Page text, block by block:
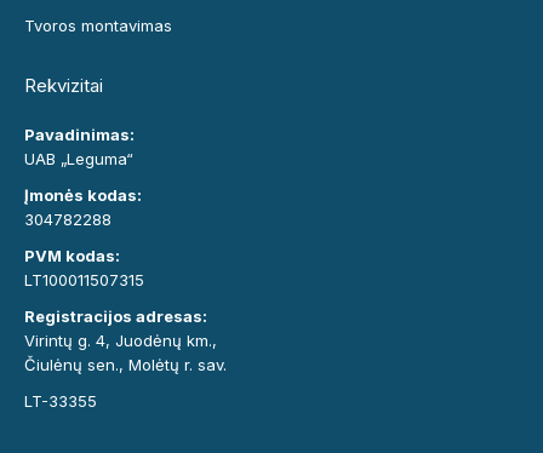
Tvoros montavimas
Rekvizitai
Pavadinimas:
UAB „Leguma“
Įmonės kodas:
304782288
PVM kodas:
LT100011507315
Registracijos adresas:
Virintų g. 4, Juodėnų km.,
Čiulėnų sen., Molėtų r. sav.
LT-33355